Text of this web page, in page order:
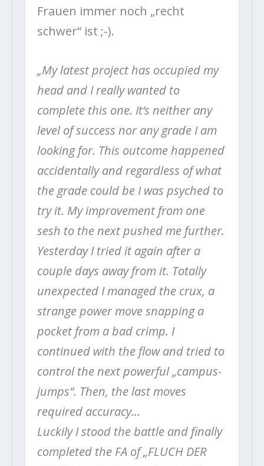
Frauen immer noch „recht
schwer“ ist ;-).
„My latest project has occupied my
head and I really wanted to
complete this one. It‘s neither any
level of success nor any grade I am
looking for. This outcome happened
accidentally and regardless of what
the grade could be I was psyched to
try it. My improvement from one
sesh to the next pushed me further.
Yesterday I tried it again after a
couple days away from it. Totally
unexpected I managed the crux, a
strange power move snapping a
pocket from a bad crimp. I
continued with the flow and tried to
control the next powerful „campus-
jumps“. Then, the last moves
required accuracy…
Luckily I stood the battle and finally
completed the FA of „FLUCH DER